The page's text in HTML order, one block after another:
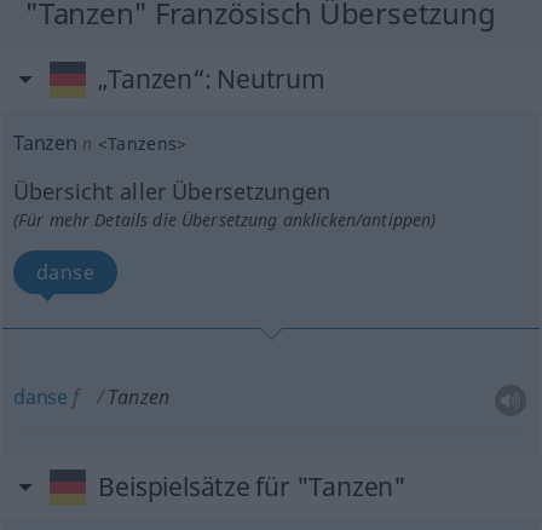
"Tanzen" Französisch Übersetzung
„Tanzen“: Neutrum
Tanzen n <Tanzens>
Übersicht aller Übersetzungen
(Für mehr Details die Übersetzung anklicken/antippen)
danse
danse f Tanzen
Beispielsätze für "Tanzen"